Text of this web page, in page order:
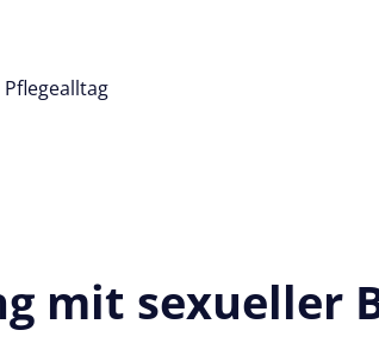
mit sexueller